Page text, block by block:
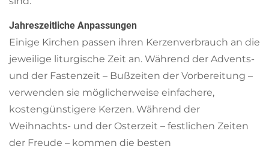
Jahreszeitliche Anpassungen
Einige Kirchen passen ihren Kerzenverbrauch an die
jeweilige liturgische Zeit an. Während der Advents-
und der Fastenzeit – Bußzeiten der Vorbereitung –
verwenden sie möglicherweise einfachere,
kostengünstigere Kerzen. Während der
Weihnachts- und der Osterzeit – festlichen Zeiten
der Freude – kommen die besten